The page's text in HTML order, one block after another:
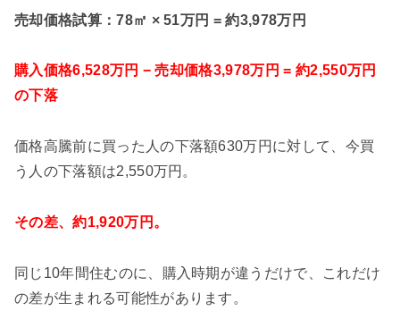
売却価格試算：78㎡ × 51万円 = 約3,978万円
購入価格6,528万円 − 売却価格3,978万円 = 約2,550万円
の下落
価格高騰前に買った人の下落額630万円に対して、今買
う人の下落額は2,550万円。
その差、約1,920万円。
同じ10年間住むのに、購入時期が違うだけで、これだけ
の差が生まれる可能性があります。